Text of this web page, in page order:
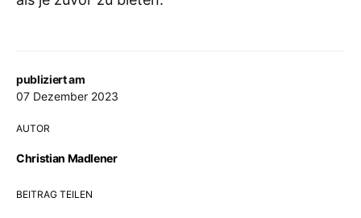
publiziert am
07 Dezember 2023
AUTOR
Christian Madlener
BEITRAG TEILEN